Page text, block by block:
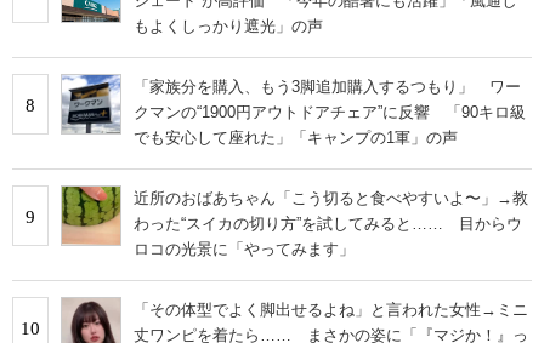
もよくしっかり遮光」の声
8
「家族分を購入、もう3脚追加購入するつもり」 ワー
クマンの“1900円アウトドアチェア”に反響 「90キロ級
でも安心して座れた」「キャンプの1軍」の声
9
近所のおばあちゃん「こう切ると食べやすいよ〜」→教
わった“スイカの切り方”を試してみると…… 目からウ
ロコの光景に「やってみます」
10
「その体型でよく脚出せるよね」と言われた女性→ミニ
丈ワンピを着たら…… まさかの姿に「『マジか！』っ